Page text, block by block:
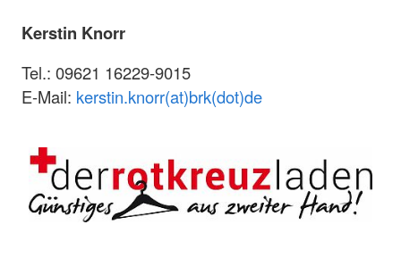
Kerstin Knorr
Tel.: 09621 16229-9015
E-Mail: kerstin.knorr(at)brk(dot)de